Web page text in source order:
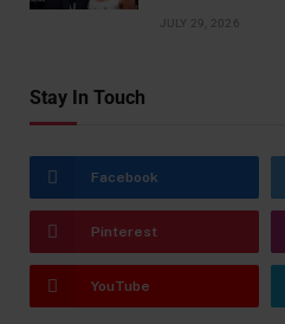
JULY 29, 2026
Stay In Touch
Facebook
Pinterest
YouTube